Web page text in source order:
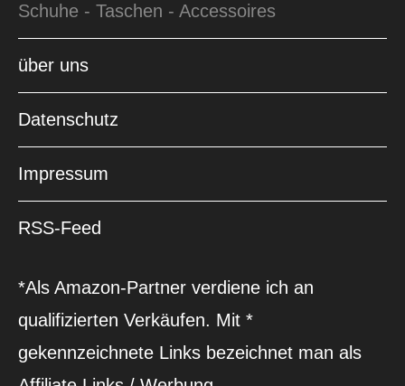
Schuhe - Taschen - Accessoires
über uns
Datenschutz
Impressum
RSS-Feed
*Als Amazon-Partner verdiene ich an
qualifizierten Verkäufen. Mit *
gekennzeichnete Links bezeichnet man als